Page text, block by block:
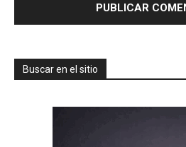
Buscar en el sitio